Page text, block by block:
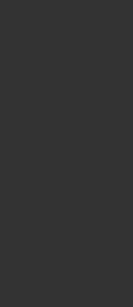
- Экономия
эталонным
стандарту
Emission
выбросов